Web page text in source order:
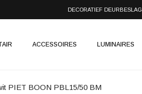
DECORATIEF
ACCESSOIRES LUMINAIRES
PIET BOON PBL15/50 BM